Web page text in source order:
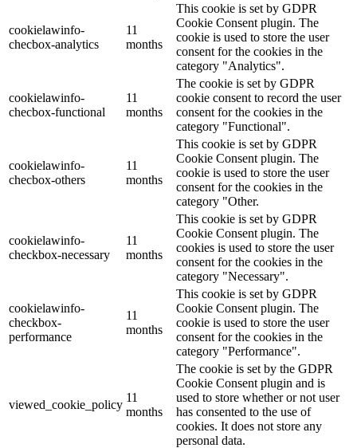
cookielawinfo-
checbox-analytics
11
months
This cookie is set by GDPR
Cookie Consent plugin. The
cookie is used to store the user
consent for the cookies in the
category "Analytics".
cookielawinfo-
checbox-functional
11
months
The cookie is set by GDPR
cookie consent to record the user
consent for the cookies in the
category "Functional".
cookielawinfo-
checbox-others
11
months
This cookie is set by GDPR
Cookie Consent plugin. The
cookie is used to store the user
consent for the cookies in the
category "Other.
cookielawinfo-
checkbox-necessary
11
months
This cookie is set by GDPR
Cookie Consent plugin. The
cookies is used to store the user
consent for the cookies in the
category "Necessary".
cookielawinfo-
checkbox-
performance
11
months
This cookie is set by GDPR
Cookie Consent plugin. The
cookie is used to store the user
consent for the cookies in the
category "Performance".
viewed_cookie_policy
11
months
The cookie is set by the GDPR
Cookie Consent plugin and is
used to store whether or not user
has consented to the use of
cookies. It does not store any
personal data.